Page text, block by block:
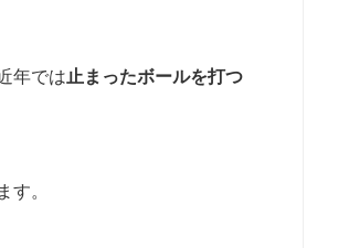
年では止まったボールを打つ
。